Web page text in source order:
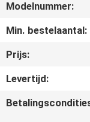
ONS
Modelnummer:
Min. bestelaantal:
Prijs:
Levertijd: